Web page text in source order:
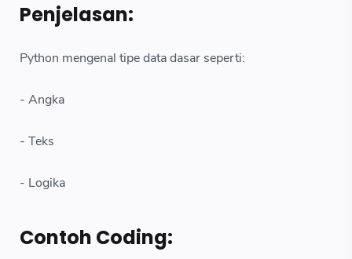
Penjelasan:
Python mengenal tipe data dasar seperti:
- Angka
- Teks
- Logika
Contoh Coding: